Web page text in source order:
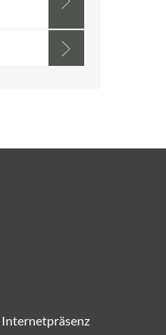
Internetpräsenz